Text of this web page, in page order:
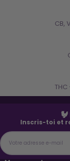
CB,
Inscris-toi et